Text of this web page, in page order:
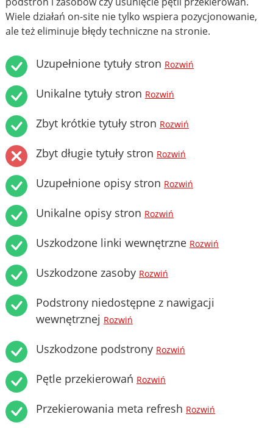
Wiele działań on-site nie tylko wspiera pozycjonowanie,
ale też eliminuje błędy techniczne na stronie.
Uzupełnione tytuły stron Rozwiń
Unikalne tytuły stron Rozwiń
Zbyt krótkie tytuły stron Rozwiń
Zbyt długie tytuły stron Rozwiń
Uzupełnione opisy stron Rozwiń
Unikalne opisy stron Rozwiń
Uszkodzone linki wewnętrzne Rozwiń
Uszkodzone zasoby Rozwiń
Podstrony niedostępne z nawigacji
wewnętrznej Rozwiń
Uszkodzone podstrony Rozwiń
Pętle przekierowań Rozwiń
Przekierowania meta refresh Rozwiń